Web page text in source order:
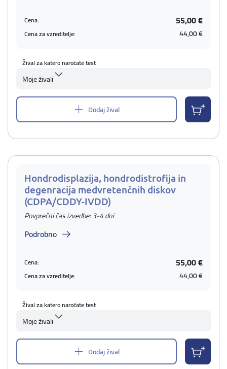
Cena: 55,00 €
Cena za vzreditelje: 44,00 €
Žival za katero naročate test
Moje živali
Dodaj žival
Hondrodisplazija, hondrodistrofija in
degenracija medvretenčnih diskov
(CDPA/CDDY-IVDD)
Povprečni čas izvedbe: 3-4 dni
Podrobno
Cena: 55,00 €
Cena za vzreditelje: 44,00 €
Žival za katero naročate test
Moje živali
Dodaj žival